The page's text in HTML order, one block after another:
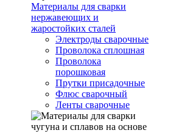
Материалы для сварки
нержавеющих и
жаростойких сталей
Электроды сварочные
Проволока сплошная
Проволока
порошковая
Прутки присадочные
Флюс сварочный
Ленты сварочные